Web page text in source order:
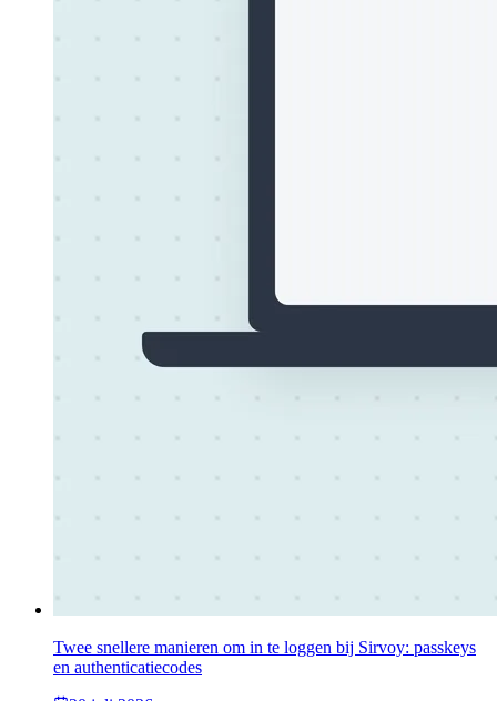
Twee snellere manieren om in te loggen bij Sirvoy: passkeys
en authenticatiecodes